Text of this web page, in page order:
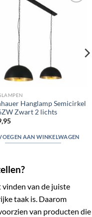
Hanglamp Semicirkel
Zwart 2 lichts
AAN WINKELWAGEN
van de juiste
taak is. Daarom
van producten die